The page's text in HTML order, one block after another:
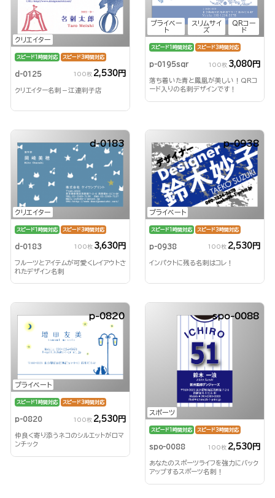
クリエイター
スピード1時間対応 スピード3時間対応
d-0125 100枚 2,530円
クリエイター名刺－江連判子店
プライベー
ト
スリムサイ
ズ
QRコー
ド
スピード1時間対応 スピード3時間対応
p-0195sqr 100枚 3,080円
落ち着いた青と鳳凰が美しい！QRコ
ード入りの名刺デザインです！
クリエイター
d-0183
スピード1時間対応 スピード3時間対応
d-0183 100枚 3,630円
フルーツとアイテムが可愛くレイアウトさ
れたデザイン名刺
プライベート
p-0938
スピード1時間対応 スピード3時間対応
p-0938 100枚 2,530円
インパクトに残る名刺はコレ！
プライベート
p-0820
スピード1時間対応 スピード3時間対応
p-0820 100枚 2,530円
仲良く寄り添うネコのシルエットがロマ
ンチック
スポーツ
spo-0088
スピード1時間対応 スピード3時間対応
spo-0088 100枚 2,530円
あなたのスポーツライフを強力にバック
アップするスポーツ名刺！